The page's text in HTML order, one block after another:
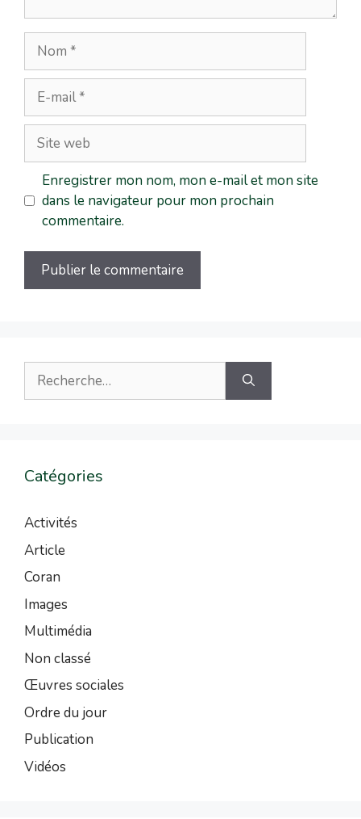
Enregistrer mon nom, mon e-mail et mon site
dans le navigateur pour mon prochain
commentaire.
Catégories
Activités
Article
Coran
Images
Multimédia
Non classé
Œuvres sociales
Ordre du jour
Publication
Vidéos